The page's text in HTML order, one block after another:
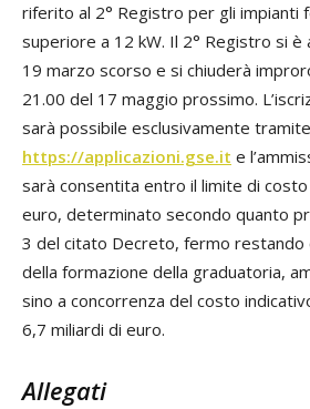
riferito al 2° Registro per gli impianti
superiore a 12 kW. Il 2° Registro si
19 marzo scorso e si chiuderà
21.00 del 17 maggio prossimo.
sarà possibile esclusivamente
https://applicazioni.gse.it e
sarà consentita entro il limite di
euro, determinato secondo quanto
3 del citato Decreto, fermo restando
della formazione della graduatoria,
sino a concorrenza del costo
6,7 miliardi di euro.
Allegati